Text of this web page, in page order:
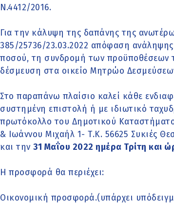
Ν.4412/2016.
Για την κάλυψη της δαπάνης της
385/25736/23.03.2022 απόφαση
ποσού, τη συνδρομή των προϋποθέσεων
δέσμευση στα οικείο Μητρώο
Στο παραπάνω πλαίσιο καλεί κάθε
συστημένη επιστολή ή με ιδιωτικό
πρωτόκολλο του Δημοτικού
& Ιωάννου Μιχαήλ 1- Τ.Κ. 56625 Συκιές
και την 31 Μαΐου 2022 ημέρα Τρίτη και
Η προσφορά θα περιέχει:
Οικονομική προσφορά.(υπάρχει